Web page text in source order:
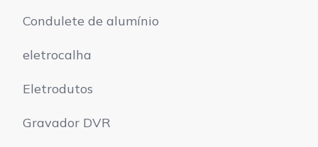
Condulete de alumínio
eletrocalha
Eletrodutos
Gravador DVR